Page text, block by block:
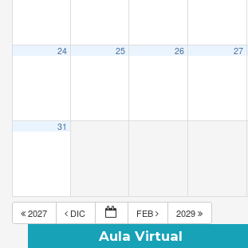
24 25 26 27
31
2027 DIC FEB 2029
Aula Virtual